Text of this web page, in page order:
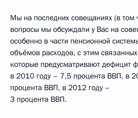
Мы на последних совещаниях (в том
вопросы мы обсуждали у Вас на
особенно в части пенсионной
объёмов расходов, с этим
которые предусматривают дефицит
в 2010 году – 7,5 процента ВВП, в
процента ВВП, в 2012 году –
3 процента ВВП.